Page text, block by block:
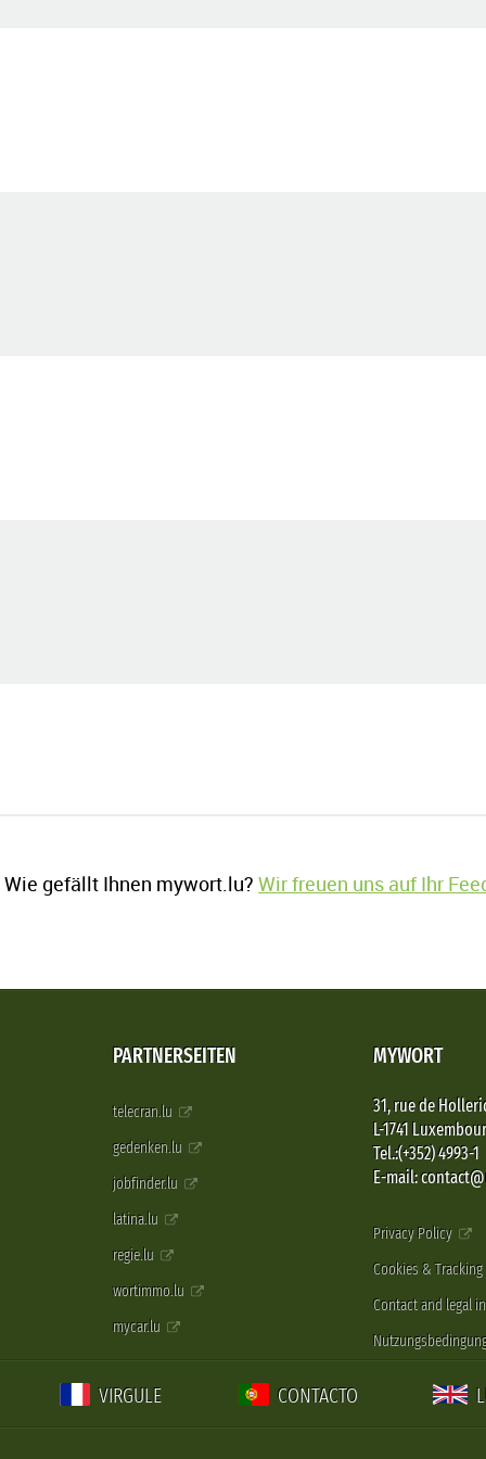
Wie gefällt Ihnen mywort.lu?Wir freuen uns auf Ihr
PARTNERSEITEN
telecran.lu
gedenken.lu
jobfinder.lu
latina.lu
regie.lu
wortimmo.lu
mycar.lu
MYWORT
31, rue de
L-1741
Tel.:(+352) 4993-1
E-mail:
Privacy Policy
Cookies & Tracking
Contact and legal
VIRGULE CONTACTO